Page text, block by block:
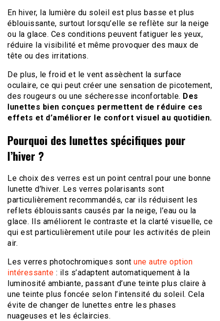
En hiver, la lumière du soleil est plus basse et plus
éblouissante, surtout lorsqu’elle se reflète sur la neige
ou la glace. Ces conditions peuvent fatiguer les yeux,
réduire la visibilité et même provoquer des maux de
tête ou des irritations.
De plus, le froid et le vent assèchent la surface
oculaire, ce qui peut créer une sensation de picotement,
des rougeurs ou une sécheresse inconfortable. Des
lunettes bien conçues permettent de réduire ces
effets et d’améliorer le confort visuel au quotidien.
Pourquoi des lunettes spécifiques pour
l’hiver ?
Le choix des verres est un point central pour une bonne
lunette d’hiver. Les verres polarisants sont
particulièrement recommandés, car ils réduisent les
reflets éblouissants causés par la neige, l’eau ou la
glace. Ils améliorent le contraste et la clarté visuelle, ce
qui est particulièrement utile pour les activités de plein
air.
Les verres photochromiques sont une autre option
intéressante : ils s’adaptent automatiquement à la
luminosité ambiante, passant d’une teinte plus claire à
une teinte plus foncée selon l’intensité du soleil. Cela
évite de changer de lunettes entre les phases
nuageuses et les éclaircies.